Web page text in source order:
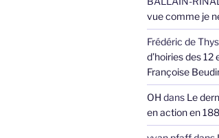
vue comme je
Frédéric de
d’hoiries des
Françoise
OH dans Le
en action en